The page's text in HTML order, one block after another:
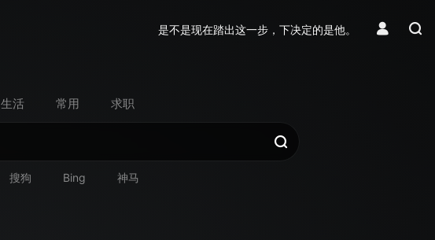
是不是现在踏出这一步，下决定的是他。
生活 常用 求职
搜狗 Bing 神马